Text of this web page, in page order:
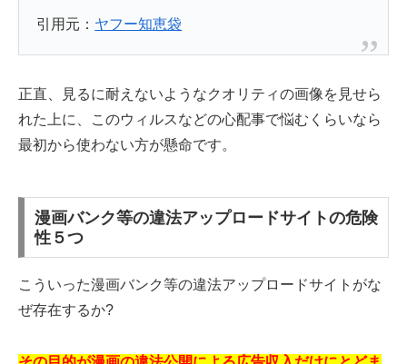
引用元： ヤフー知恵袋
正直、見るに耐えないようなクオリティの画像を見せら
れた上に、このウィルスなどの心配事で悩むくらいなら
最初から使わない方が懸命です。
漫画バンク等の違法アップロードサイトの危険
性５つ
こういった漫画バンク等の違法アップロードサイトがな
ぜ存在するか?